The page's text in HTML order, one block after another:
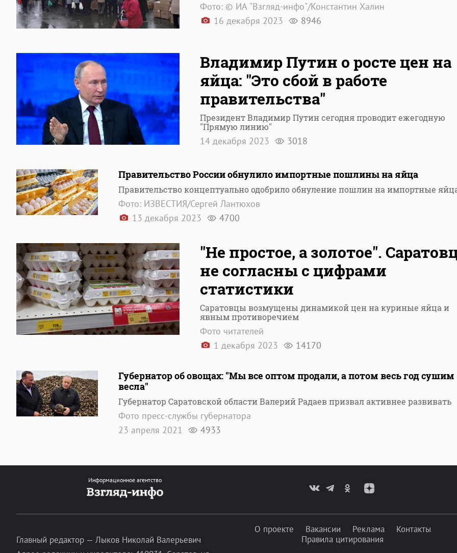
Фото: © ИА "Взгляд-инфо"/Константин Халин
16 декабря 2023
8946
Владимир Путин о росте цен на
яйца: "Это сбой в работе
правительства"
Президент Владимир Путин сегодня проводит ежегодную
"Прямую линию"
14 декабря 2023 3018
Правительство России обнулило импортные пошлины на яйца
Правительство концептуально одобрило обнуление пошлин на импортные
Фото: ИЗВЕСТИЯ/Сергей Лантюхов
13 декабря 2023
4700
"Не простое, а золотое".
не согласны с цифрами
статистики
Саратовцы возмущены динамикой цен на куриные яйца и
явным противоречием
Фото читателей
1 декабря 2023
14170
Губернатор об овощах: "Мы все оптом продали, а потом весь год сушим
весла"
Губернатор Саратовской области Валерий Радаев призвал активнее развивать
Фото пресс-службы губернатора
23 апреля 2021
4933
Информационное агентство
Главный редактор — Лыков Николай Валерьевич
О проекте Вакансии Реклама
Контакты
Правила цитирования